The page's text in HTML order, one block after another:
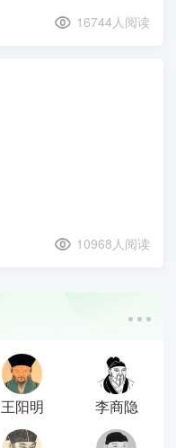
16744人阅读
10968人阅读
王阳明 李商隐